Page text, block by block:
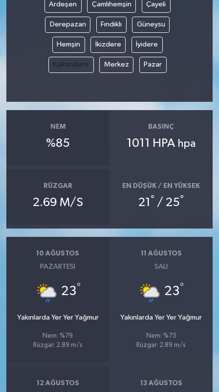
Ardeşen Çamlıhemşin Çayeli
Derepazarı Fındıklı Güneysu
Hemşin İkizdere İyidere
Kalkandere Merkez Pazar
NEM
%85
BASINÇ
1011 HPA hpa
RÜZGAR
2.69 M/S
EN DÜŞÜK / EN YÜKSEK
21 ° / 25°
10 AĞUSTOS
PAZARTESI
23°
Yakınlarda Yer Yer Yağmur
Nem: %79
Rüzgar: 2.89 m/s
11 AĞUSTOS
SALI
23°
Yakınlarda Yer Yer Yağmur
Nem: %75
Rüzgar: 2.89 m/s
12 AĞUSTOS 13 AĞUSTOS